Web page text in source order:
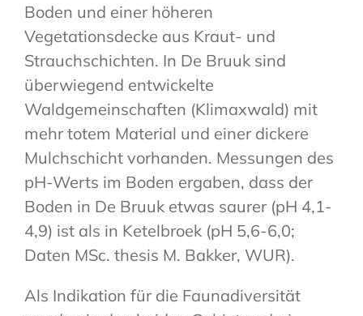
Boden und einer höheren
Vegetationsdecke aus Kraut- und
Strauchschichten. In De Bruuk sind
überwiegend entwickelte
Waldgemeinschaften (Klimaxwald) mit
mehr totem Material und einer dickere
Mulchschicht vorhanden. Messungen des
pH-Werts im Boden ergaben, dass der
Boden in De Bruuk etwas saurer (pH 4,1-
4,9) ist als in Ketelbroek (pH 5,6-6,0;
Daten MSc. thesis M. Bakker, WUR).
Als Indikation für die Faunadiversität